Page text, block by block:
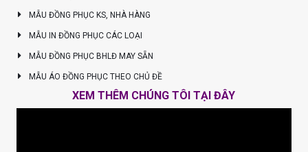
MẪU ĐỒNG PHỤC KS, NHÀ HÀNG
MẪU IN ĐỒNG PHỤC CÁC LOẠI
MẪU ĐỒNG PHỤC BHLĐ MAY SẴN
MẪU ÁO ĐỒNG PHỤC THEO CHỦ ĐỀ
XEM THÊM CHÚNG TÔI TẠI ĐÂY